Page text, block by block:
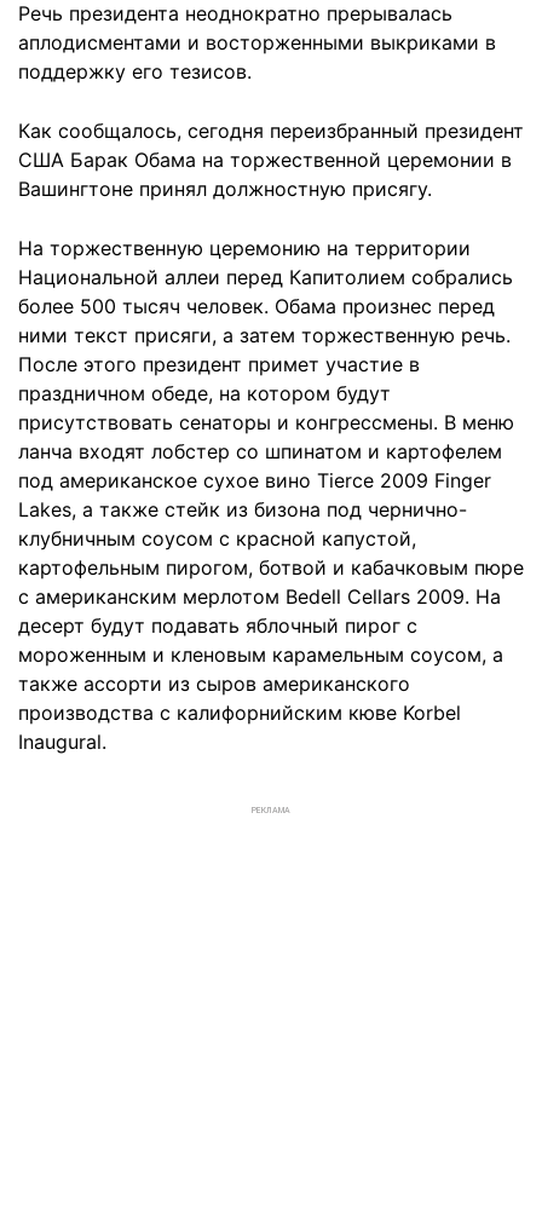
Речь президента неоднократно прерывалась
аплодисментами и восторженными выкриками в
поддержку его тезисов.
Как сообщалось, сегодня переизбранный президент
США Барак Обама на торжественной церемонии в
Вашингтоне принял должностную присягу.
На торжественную церемонию на территории
Национальной аллеи перед Капитолием собрались
более 500 тысяч человек. Обама произнес перед
ними текст присяги, а затем торжественную речь.
После этого президент примет участие в
праздничном обеде, на котором будут
присутствовать сенаторы и конгрессмены. В меню
ланча входят лобстер со шпинатом и картофелем
под американское сухое вино Tierce 2009 Finger
Lakes, а также стейк из бизона под чернично-
клубничным соусом с красной капустой,
картофельным пирогом, ботвой и кабачковым пюре
с американским мерлотом Bedell Cellars 2009. На
десерт будут подавать яблочный пирог с
мороженным и кленовым карамельным соусом, а
также ассорти из сыров американского
производства с калифорнийским кюве Korbel
Inaugural.
РЕКЛАМА